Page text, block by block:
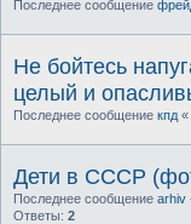
Последнее сообщение
Не бойтесь
целый и
Последнее сообщение кпд «
Дети в СССР
Последнее сообщение arhiv
Ответы: 2